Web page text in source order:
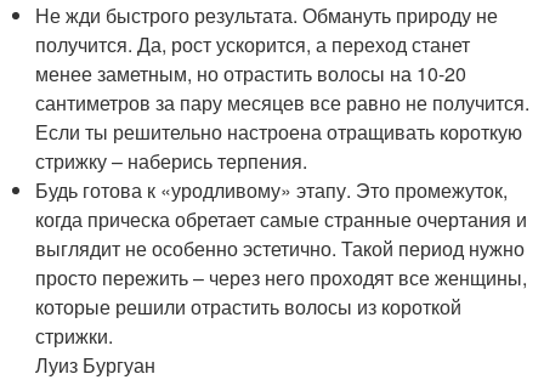
Не жди быстрого результата. Обмануть природу не
получится. Да, рост ускорится, а переход станет
менее заметным, но отрастить волосы на 10-20
сантиметров за пару месяцев все равно не получится.
Если ты решительно настроена отращивать короткую
стрижку – наберись терпения.
Будь готова к «уродливому» этапу. Это промежуток,
когда прическа обретает самые странные очертания и
выглядит не особенно эстетично. Такой период нужно
просто пережить – через него проходят все женщины,
которые решили отрастить волосы из короткой
стрижки.
Луиз Бургуан